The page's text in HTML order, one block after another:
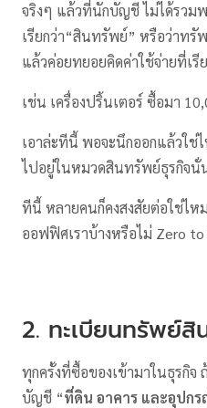
จริงๆ แล้วที่นักบัญชี ไม่ได้รวม
เรียกว่า“สินทรัพย์” หรือว่าท
แล้วค่อยทยอยคิดค่าใช้จ่ายที่เรี
เช่น เครื่องปริ้นเตอร์ ซื้อมา
เอาล่ะทีนี้ พอจะนึกออกแล้วใช่
ไปอยู่ในหมวดสินทรัพย์ธุรกิจนั่
ทีนี้ หลายคนก็คงสงสัยต่อใช่ไห
ออฟฟิศเราบ้างหรือไม่ Zero
2. ทะเบียนทรัพย์สิ
ทุกครั้งที่ซื้อของเข้ามาในธุรกิ
บัญชี “ที่ดิน อาคาร และอุปก